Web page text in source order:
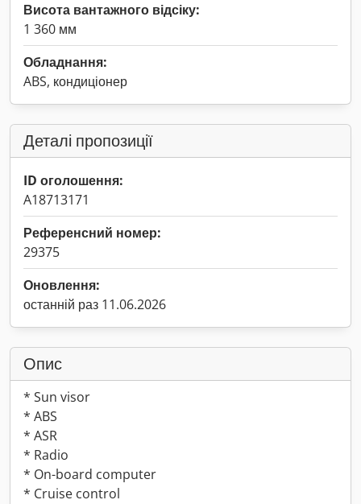
Висота вантажного відсіку:
1 360 мм
Обладнання:
ABS, кондиціонер
Деталі пропозиції
ID оголошення:
A18713171
Референсний номер:
29375
Оновлення:
останній раз 11.06.2026
Опис
* Sun visor
* ABS
* ASR
* Radio
* On-board computer
* Cruise control